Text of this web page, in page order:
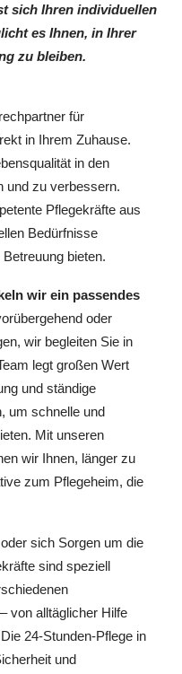
sich Ihren individuellen
es Ihnen, in Ihrer
zu bleiben.
für
in Ihrem Zuhause.
in den
und zu verbessern.
Pflegekräfte aus
Bedürfnisse
bieten.
wir ein passendes
oder
wir begleiten Sie in
legt großen Wert
und ständige
um schnelle und
Mit unseren
wir Ihnen, länger zu
zum Pflegeheim, die
sich Sorgen um die
sind speziell
von alltäglicher Hilfe
24-Stunden-Pflege in
und